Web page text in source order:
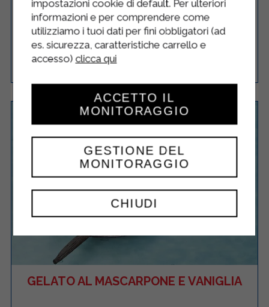
ZAFFERANO
Semplice 4
GELATO AL MASCARPONE E VANIGLIA
impostazioni cookie di default. Per ulteriori
informazioni e per comprendere come
utilizziamo i tuoi dati per fini obbligatori (ad
es. sicurezza, caratteristiche carrello e
accesso) clicca qui
CHIUDI
GESTIONE DEL
MONITORAGGIO
ACCETTO IL
MONITORAGGIO